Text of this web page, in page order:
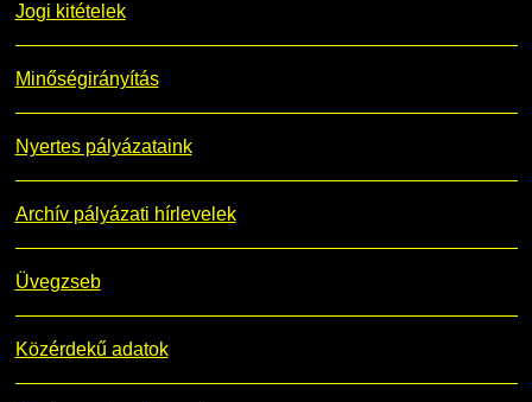
Jogi kitételek
Minőségirányítás
Nyertes pályázataink
Archív pályázati hírlevelek
Üvegzseb
Közérdekű adatok